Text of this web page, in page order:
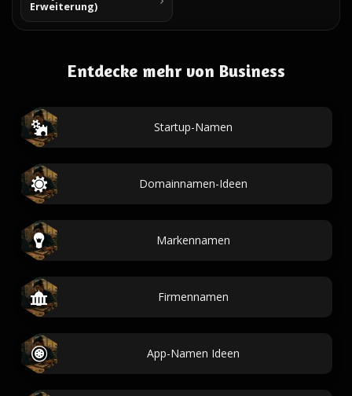
Erweiterung)
Entdecke mehr von Business
Startup-Namen
Domainnamen-Ideen
Markennamen
Firmennamen
App-Namen Ideen